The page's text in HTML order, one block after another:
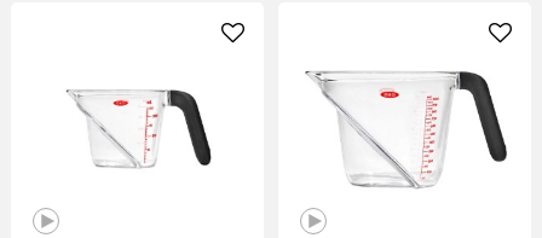
Pentru măsurarea precisă a cantităților mai mari, îți punem la
dimensiunile. Folosește scafa pentru a măsura rapid cafea
boabe, cereale, făinuri, zahăr, linte, fasole și alte ingrediente.
Aceste recipiente de măsurare sunt utile și pentru cei care vor
adopte obiceiuri de tip zero waste, fără risipă, și preferă să
cumpere alimentele în vrac, în ambalaje și recipiente reutilizabile.